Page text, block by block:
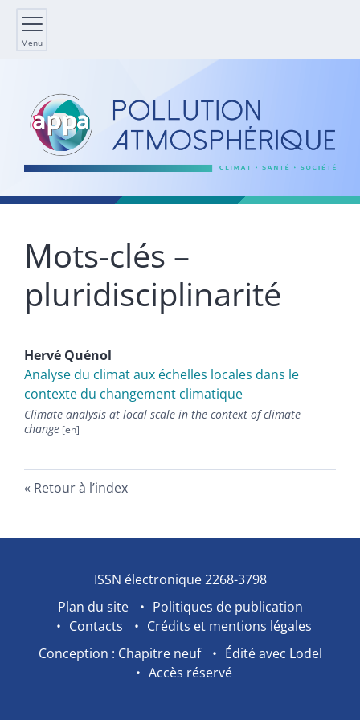
Menu
Mots-clés –
pluridisciplinarité
Hervé Quénol
Analyse du climat aux échelles locales dans le
contexte du changement climatique
Climate analysis at local scale in the context of climate
change
Retour à l’index
ISSN électronique 2268-3798
Plan du site
Politiques de publication
Contacts
Crédits et mentions légales
Conception : Chapitre neuf
Édité avec Lodel
Accès réservé